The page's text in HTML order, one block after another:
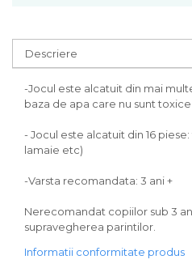
Descriere
-Jocul este alcatuit din mai
baza de apa care nu sunt
- Jocul este alcatuit din 16
lamaie etc)
-Varsta recomandata: 3 ani +
Nerecomandat copiilor sub 3
supravegherea parintilor.
Informatii conformitate produs